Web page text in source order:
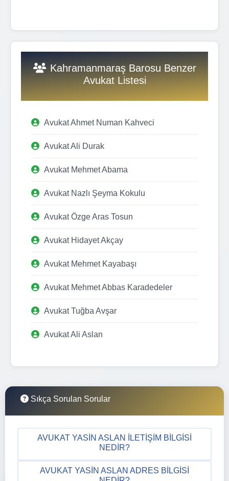
Kahramanmaraş Barosu Benzer
Avukat Listesi
Avukat Ahmet Numan Kahveci
Avukat Ali Durak
Avukat Mehmet Abama
Avukat Nazlı Şeyma Kokulu
Avukat Özge Aras Tosun
Avukat Hidayet Akçay
Avukat Mehmet Kayabaşı
Avukat Mehmet Abbas Karadedeler
Avukat Tuğba Avşar
Avukat Ali Aslan
Sıkça Sorulan Sorular
AVUKAT YASIN ASLAN İLETIŞIM BILGISI
NEDIR?
AVUKAT YASIN ASLAN ADRES BILGISI